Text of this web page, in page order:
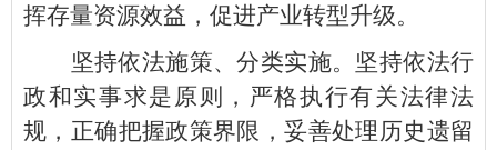
挥存量资源效益，促进产业转型升级。
坚持依法施策、分类实施。坚持依法行
政和实事求是原则，严格执行有关法律法
规，正确把握政策界限，妥善处理历史遗留